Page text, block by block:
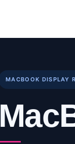
MACBOOK DISPLAY